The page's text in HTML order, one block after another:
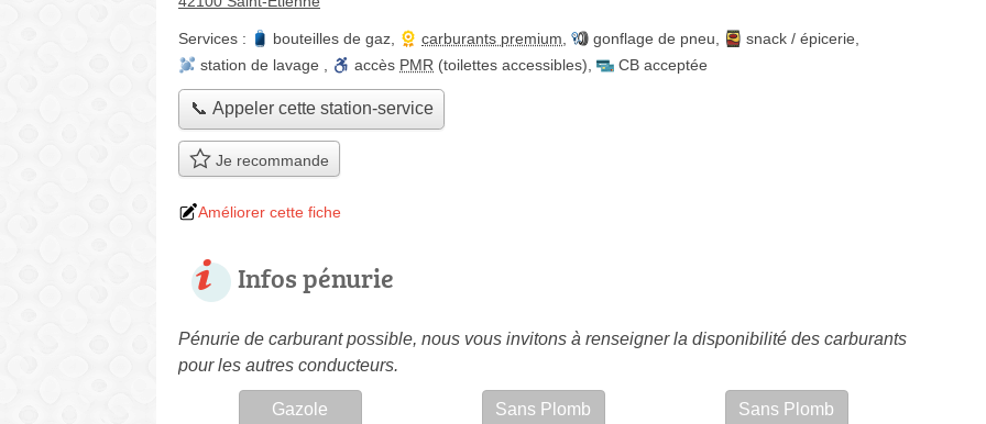
Services : bouteilles de gaz carburants premium gonflage de pneu snack / épicerie
station de lavage
accès PMR (toilettes accessibles) CB acceptée
📞 Appeler cette station-service
Je recommande
Améliorer cette fiche
Infos pénurie
Pénurie de carburant possible, nous vous invitons à renseigner la disponibilité des carburants
pour les autres conducteurs.
Gazole
Sans Plomb
Sans Plomb